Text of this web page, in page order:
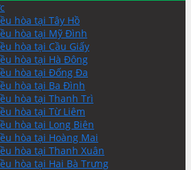
hòa tại Tây Hồ
hòa tại Mỹ Đình
hòa tại Cầu Giấy
hòa tại Hà Đông
hòa tại Đống Đa
hòa tại Ba Đình
hòa tại Thanh Trì
hòa tại Từ Liêm
hòa tại Long Biên
hòa tại Hoàng Mai
hòa tại Thanh Xuân
hòa tại Hai Bà Trưng